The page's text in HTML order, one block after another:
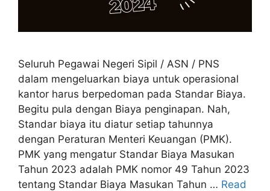
Seluruh Pegawai Negeri Sipil / ASN / PNS
dalam mengeluarkan biaya untuk operasional
kantor harus berpedoman pada Standar Biaya.
Begitu pula dengan Biaya penginapan. Nah,
Standar biaya itu diatur setiap tahunnya
dengan Peraturan Menteri Keuangan (PMK).
PMK yang mengatur Standar Biaya Masukan
Tahun 2023 adalah PMK nomor 49 Tahun 2023
tentang Standar Biaya Masukan Tahun … Read